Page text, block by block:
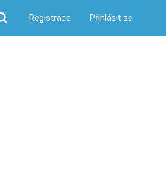
Hledat
Registrace Přihlásit se